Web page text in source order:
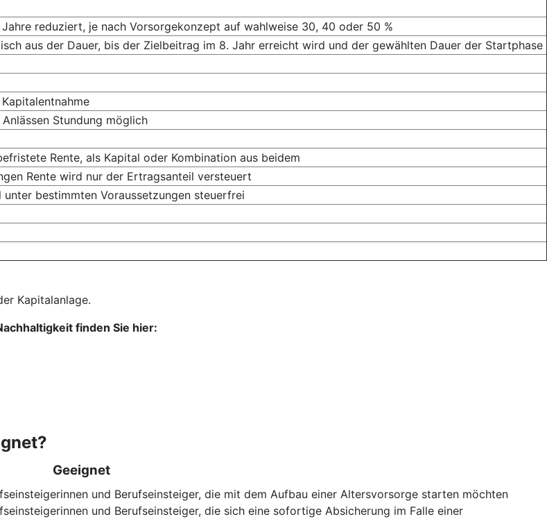
reduziert, je nach Vorsorgekonzept auf wahlweise 30, 40 oder 50 %
aus der Dauer, bis der Zielbeitrag im 8. Jahr erreicht wird und der gewählten Dauer der Startphase
Stundung möglich
Rente, als Kapital oder Kombination aus beidem
Rente wird nur der Ertragsanteil versteuert
bestimmten Voraussetzungen steuerfrei
Kapitalanlage.
finden Sie hier:
Geeignet
und Berufseinsteiger, die mit dem Aufbau einer Altersvorsorge starten möchten
und Berufseinsteiger, die sich eine sofortige Absicherung im Falle einer